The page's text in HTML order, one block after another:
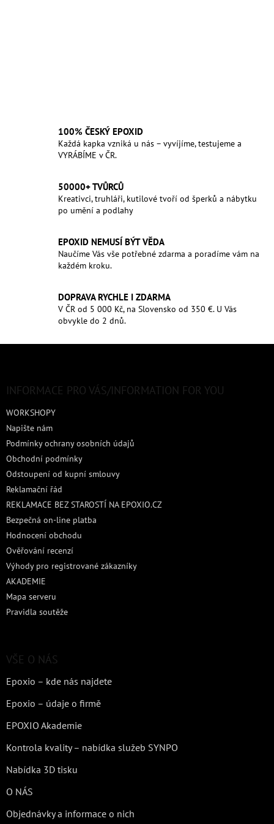
100% ČESKÝ EPOXID
Každá kapka vzniká u nás – vyvíjíme, testujeme a
VYRÁBÍME v ČR.
50000+ TVŮRCŮ
Kreativci, truhláři, kutilové tvoří od šperků a nábytku
po umění a podlahy
EPOXID NEMUSÍ BÝT VĚDA
Naučíme Vás vše potřebné zdarma a poradíme vám na
každém kroku.
DOPRAVA RYCHLE I ZDARMA
V ČR od 5 000 Kč, na Slovensko od 350 €. U Vás
obvykle do 2 dnů.
INFORMACE PRO VÁS/INFORMATION FOR YOU
WORKSHOPY
Napište nám
Podmínky ochrany osobních údajů
Obchodní podmínky
Odstoupení od kupní smlouvy
Reklamační řád
REKLAMACE BEZ STAROSTÍ NA EPOXIO.CZ
Bezpečná on-line platba
Hodnocení obchodu
Ověřování recenzí
Výhody pro registrované zákazníky
AKADEMIE
Mapa serveru
Pravidla soutěže
VŠE O NÁS
Epoxio – kde nás najdete
Epoxio – údaje o firmě
EPOXIO Akademie
Kontrola kvality – nabídka služeb SYNPO
Nabídka 3D tisku
O NÁS
Objednávky a informace o nich